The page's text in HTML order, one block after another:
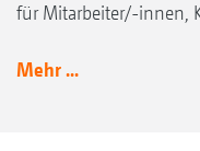
für Mitarbeiter/-innen,
Mehr ...